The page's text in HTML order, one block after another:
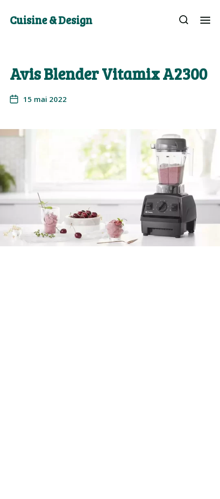
Cuisine & Design
Avis Blender Vitamix A2300
15 mai 2022